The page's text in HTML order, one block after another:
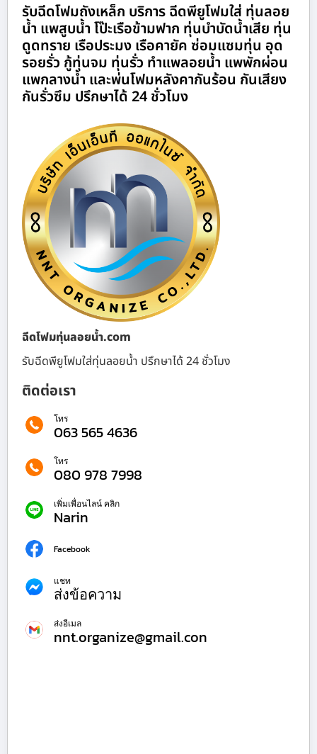
รับฉีดโฟมถังเหล็ก บริการ ฉีดพียูโฟมใส่ ทุ่นลอย
น้ำ แพสูบน้ำ โป๊ะเรือข้ามฟาก ทุ่นบำบัดน้ำเสีย ทุ่น
ดูดทราย เรือประมง เรือคายัค ซ่อมแซมทุ่น อุด
รอยรั่ว กู้ทุ่นจม ทุ่นรั่ว ทำแพลอยน้ำ แพพักผ่อน
แพกลางน้ำ และพ่นโฟมหลังคากันร้อน กันเสียง
กันรั่วซึม ปรึกษาได้ 24 ชั่วโมง
ฉีดโฟมทุ่นลอยน้ำ.com
รับฉีดพียูโฟมใส่ทุ่นลอยน้ำ ปรึกษาได้ 24 ชั่วโมง
ติดต่อเรา
โทร
063 565 4636
โทร
080 978 7998
เพิ่มเพื่อนไลน์ คลิก
Narin
Facebook
แชท
ส่งข้อความ
ส่งอีเมล
nnt.organize@gmail.con